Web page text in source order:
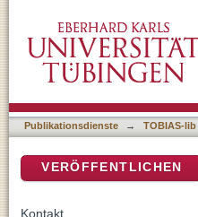
Publikationsdienste → TOBIAS-
VERÖFFENTLICHEN
Kontakt